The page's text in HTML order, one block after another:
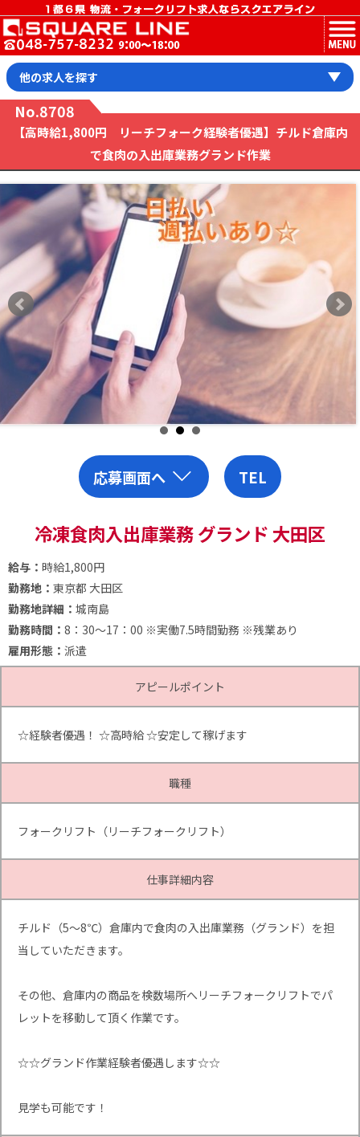
MENU
他の求人を探す
No.8708
【高時給1,800円 リーチフォーク経験者優遇】チルド倉庫内
で食肉の入出庫業務グランド作業
応募画面へ TEL
冷凍食肉入出庫業務 グランド 大田区
給与： 時給1,800円
勤務地： 東京都 大田区
勤務地詳細： 城南島
勤務時間： 8：30～17：00 ※実働7.5時間勤務 ※残業あり
雇用形態： 派遣
アピールポイント
☆経験者優遇！ ☆高時給 ☆安定して稼げます
職種
フォークリフト（リーチフォークリフト）
仕事詳細内容
チルド（5～8℃）倉庫内で食肉の入出庫業務（グランド）を担
当していただきます。
その他、倉庫内の商品を検数場所へリーチフォークリフトでパ
レットを移動して頂く作業です。
☆☆グランド作業経験者優遇します☆☆
見学も可能です！